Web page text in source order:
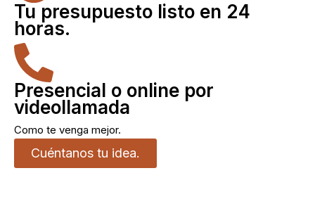
Tu presupuesto listo en 24
horas.
Presencial o online por
videollamada
Como te venga mejor.
Cuéntanos tu idea.